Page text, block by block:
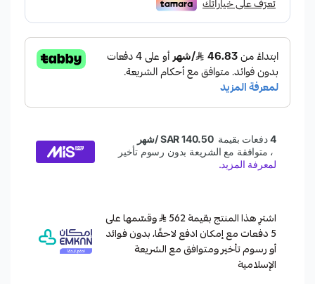
اشترِ هذا المنتج بقيمة 562
وقسّمها على
5 دفعات مع إمكان ادفع لاحقًا، بدون فوائد
أو رسوم تأخير ومتوافق مع الشريعة
الإسلامية